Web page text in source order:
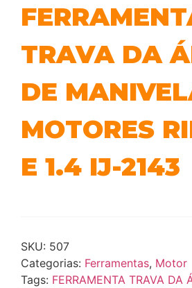
TRAVA DA
DE
MOTORES
E 1.4 IJ-2143
SKU: 507
Categorias: Ferramentas, Motor
Tags: FERRAMENTA TRAVA DA